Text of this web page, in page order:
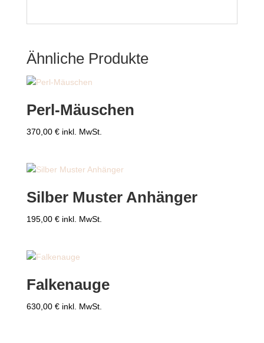
Ähnliche Produkte
Perl-Mäuschen
370,00 € inkl. MwSt.
Silber Muster Anhänger
195,00 € inkl. MwSt.
Falkenauge
630,00 € inkl. MwSt.